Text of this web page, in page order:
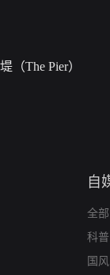
堤（The Pier）
自
全部
科普
国风